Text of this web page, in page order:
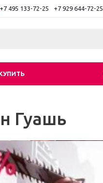
+7 495 133-72-25 +7 929 644-72-25
Гуашь